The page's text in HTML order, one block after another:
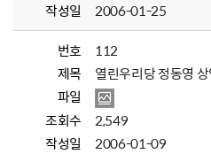
작성일
2006-01-25
번호
112
제목
열린우리당 정동영
파일
조회수
2,549
작성일
2006-01-09